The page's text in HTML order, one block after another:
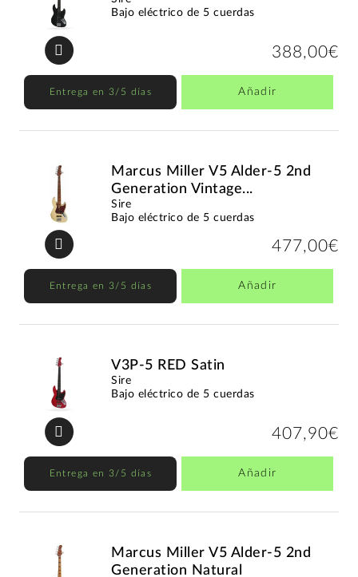
Bajo eléctrico de 5 cuerdas
388,00€
Entrega en 3/5 días Añadir
Marcus Miller V5 Alder-5 2nd
Generation Vintage...
Sire
Bajo eléctrico de 5 cuerdas
477,00€
Entrega en 3/5 días Añadir
V3P-5 RED Satin
Sire
Bajo eléctrico de 5 cuerdas
407,90€
Entrega en 3/5 días Añadir
Marcus Miller V5 Alder-5 2nd
Generation Natural